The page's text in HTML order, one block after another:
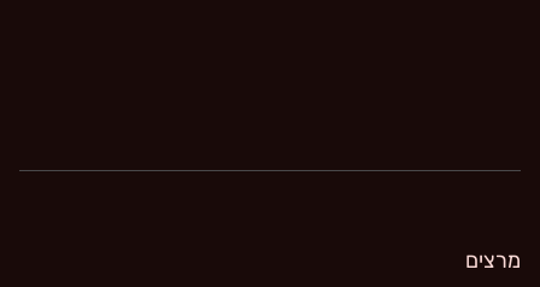
מרצים